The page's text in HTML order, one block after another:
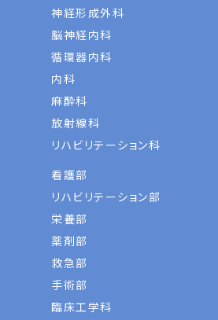
神経形成外科
脳神経内科
循環器内科
内科
麻酔科
放射線科
リハビリテーション科
看護部
リハビリテーション部
栄養部
薬剤部
救急部
手術部
臨床工学科